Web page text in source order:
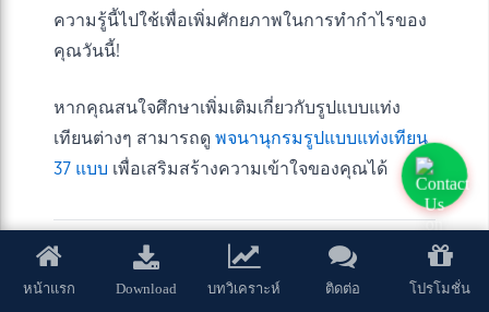
ความรู้นี้ไปใช้เพื่อเพิ่มศักยภาพในการทำกำไรของ
คุณวันนี้!
หากคุณสนใจศึกษาเพิ่มเติมเกี่ยวกับรูปแบบแท่ง
เทียนต่างๆ สามารถดู พจนานุกรมรูปแบบแท่งเทียน
37 แบบ เพื่อเสริมสร้างความเข้าใจของคุณได้
หน้าแรก Download บทวิเคราะห์ ติดต่อ โปรโมชั่น